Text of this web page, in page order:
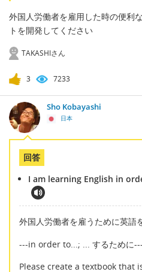
外国人労働者を雇用した時の便利
トを開発してください
TAKASHIさん
3 7233
Sho Kobayashi
日本
回答
I am learning English in
外国人労働者を雇うために英語
---in order to...; ... するために---
Please create a textbook that